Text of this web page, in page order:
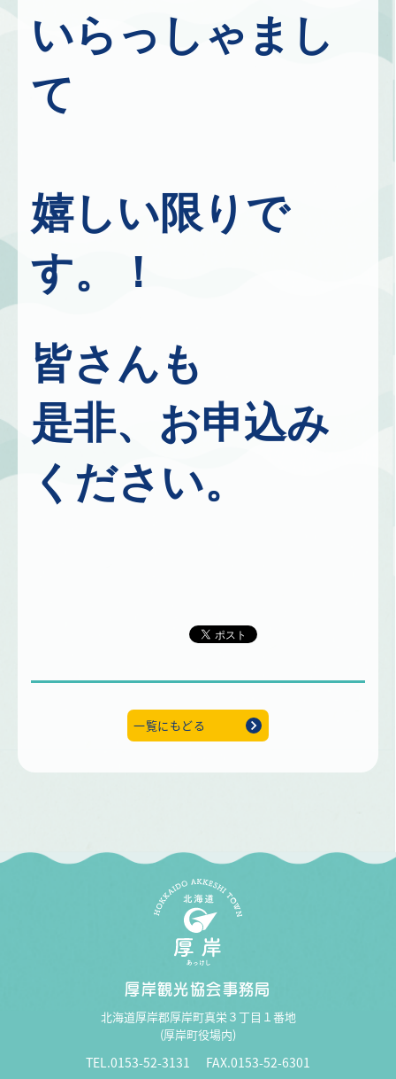
いらっしゃまし
て
嬉しい限りで
す。！
皆さんも
是非、お申込み
ください。
一覧にもどる
厚岸観光協会事務局
北海道厚岸郡厚岸町真栄３丁目１番地
(厚岸町役場内)
TEL.0153-52-3131 FAX.0153-52-6301